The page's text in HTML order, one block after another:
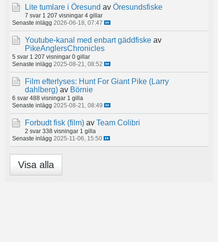
Lite tumlare i Öresund av Öresundsfiske
7 svar 1 207 visningar 4 gillar
Senaste inlägg 2026-06-18, 07:47
Youtube-kanal med enbart gäddfiske av
PikeAnglersChronicles
5 svar 1 207 visningar 0 gillar
Senaste inlägg 2025-08-21, 08:52
Film efterlyses: Hunt For Giant Pike (Larry
dahlberg) av Börnie
6 svar 488 visningar 1 gilla
Senaste inlägg 2025-08-21, 08:49
Forbudt fisk (film) av Team Colibri
2 svar 338 visningar 1 gilla
Senaste inlägg 2025-11-06, 15:50
Visa alla